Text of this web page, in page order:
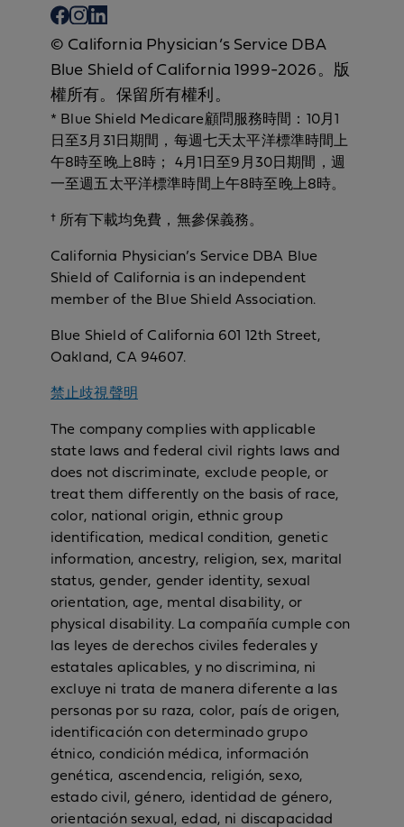
© California Physician’s Service DBA
Blue Shield of California 1999-2026。版
權所有。保留所有權利。
* Blue Shield Medicare顧問服務時間：10月1
日至3月31日期間，每週七天太平洋標準時間上
午8時至晚上8時； 4月1日至9月30日期間，週
一至週五太平洋標準時間上午8時至晚上8時。
† 所有下載均免費，無參保義務。
California Physician’s Service DBA Blue
Shield of California is an independent
member of the Blue Shield Association.
Blue Shield of California 601 12th Street,
Oakland, CA 94607.
禁止歧視聲明
The company complies with applicable
state laws and federal civil rights laws and
does not discriminate, exclude people, or
treat them differently on the basis of race,
color, national origin, ethnic group
identification, medical condition, genetic
information, ancestry, religion, sex, marital
status, gender, gender identity, sexual
orientation, age, mental disability, or
physical disability. La compañía cumple con
las leyes de derechos civiles federales y
estatales aplicables, y no discrimina, ni
excluye ni trata de manera diferente a las
personas por su raza, color, país de origen,
identificación con determinado grupo
étnico, condición médica, información
genética, ascendencia, religión, sexo,
estado civil, género, identidad de género,
orientación sexual, edad, ni discapacidad